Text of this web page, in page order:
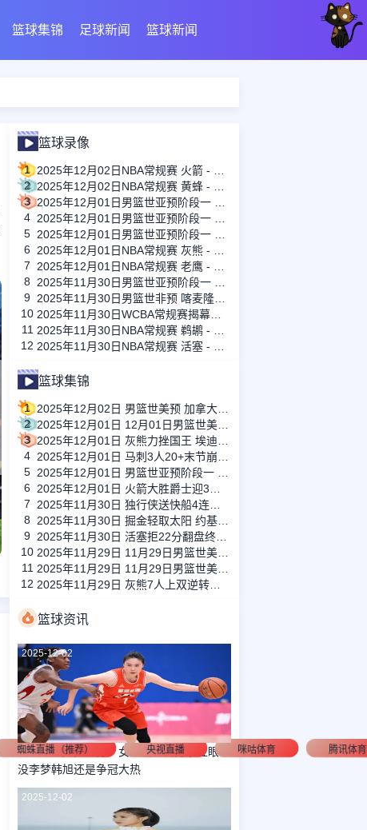
篮球集锦 足球新闻 篮球新闻
蜘蛛直播（推荐） 央视直播 咪咕体育 腾讯体育
篮球录像
1
2
3
4
5
6
7
8
9
10
11
12
篮球集锦
1
2
3
4
5
6
7
8
9
10
11
12
篮球资讯
2025-12-02
112比65狂胜47分！女篮霸主首秀杀红眼：
没李梦韩旭还是争冠大热
2025-12-02